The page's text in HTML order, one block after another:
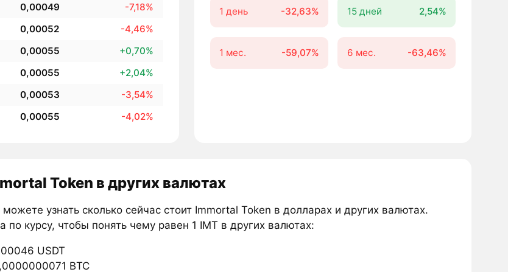
0,00049 -7,18%
0,00052 -4,46%
0,00055 +0,70%
0,00055 +2,04%
0,00053 -3,54%
0,00055 -4,02%
1 день -32,63% 15 дней 2,54%
1 мес. -59,07% 6 мес. -63,46%
Token в других валютах
узнать сколько сейчас стоит Immortal Token в долларах и других валютах.
по курсу, чтобы понять чему равен 1 IMT в других валютах:
USDT
BTC